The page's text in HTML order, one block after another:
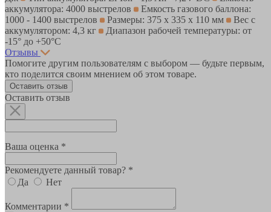
аккумулятора: 4000 выстрелов
Емкость газового баллона:
1000 - 1400 выстрелов
Размеры: 375 х 335 х 110 мм
Вес с
аккумулятором: 4,3 кг
Диапазон рабочей температуры: от
-15° до +50°С
Отзывы
Помогите другим пользователям с выбором — будьте первым,
кто поделится своим мнением об этом товаре.
Оставить отзыв
Оставить отзыв
Ваша оценка *
Рекомендуете данный товар? *
Да
Нет
Комментарии *